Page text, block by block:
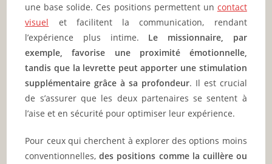
une base solide. Ces positions permettent un contact
visuel et facilitent la communication, rendant
l’expérience plus intime. Le missionnaire, par
exemple, favorise une proximité émotionnelle,
tandis que la levrette peut apporter une stimulation
supplémentaire grâce à sa profondeur. Il est crucial
de s’assurer que les deux partenaires se sentent à
l’aise et en sécurité pour optimiser leur expérience.
Pour ceux qui cherchent à explorer des options moins
conventionnelles,des positions comme la cuillère ou